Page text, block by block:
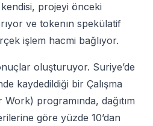
kendisi, projeyi önceki
ve tokenın spekülatif
işlem hacmi bağlıyor.
oluşturuyor. Suriye’de
kaydedildiği bir Çalışma
Work) programında, dağıtım
göre yüzde 10’dan